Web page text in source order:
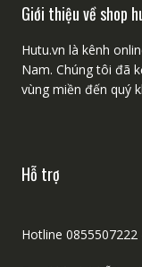
Giới thiệu về shop
Hutu.vn là kênh
Nam. Chúng tôi đã
vùng miền đến quý
Hỗ trợ
Hotline 0855507222